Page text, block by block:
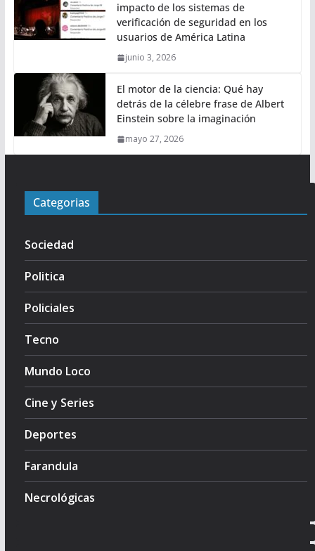
impacto de los sistemas de
verificación de seguridad en los
usuarios de América Latina
junio 3, 2026
El motor de la ciencia: Qué hay
detrás de la célebre frase de Albert
Einstein sobre la imaginación
mayo 27, 2026
Categorias
Sociedad
Politica
Policiales
Tecno
Mundo Loco
Cine y Series
Deportes
Farandula
Necrológicas